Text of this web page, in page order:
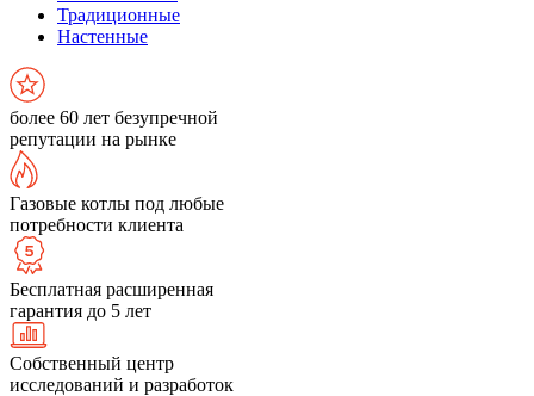
Традиционные
Настенные
более 60 лет безупречной
репутации на рынке
Газовые котлы под любые
потребности клиента
Бесплатная расширенная
гарантия до 5 лет
Собственный центр
исследований и разработок